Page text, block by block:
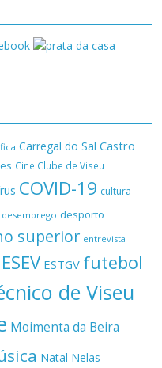
Carregal do Sal Castro
Cine Clube de Viseu
COVID-19 cultura
desemprego desporto
superior entrevista
ESEV ESTGV futebol
de Viseu
Moimenta da Beira
Natal Nelas